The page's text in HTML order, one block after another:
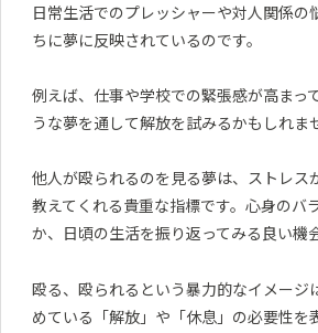
日常生活でのプレッシャーや対人関係の
ちに夢に反映されているのです。
例えば、仕事や学校での緊張感が高まっ
うな夢を通して解放を試みるかもしれま
他人が殴られるのを見る夢は、ストレス
教えてくれる貴重な指標です。心身のバ
か、日頃の生活を振り返ってみる良い機
殴る、殴られるという暴力的なイメージ
めている「解放」や「休息」の必要性を